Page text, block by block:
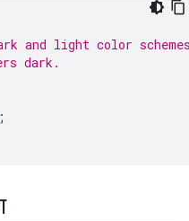
and light color
dark.
;